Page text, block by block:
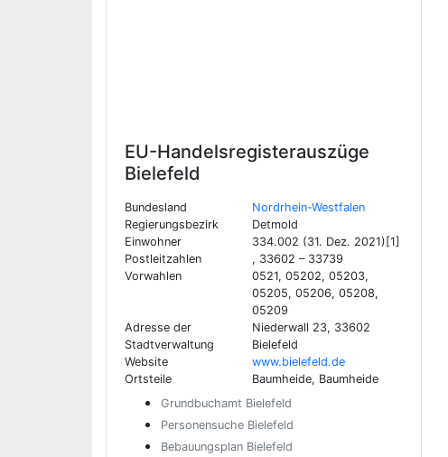
EU-Handelsregisterauszüge
Bielefeld
Bundesland
Nordrhein-Westfalen
Regierungsbezirk
Detmold
Einwohner
334.002 (31. Dez. 2021)[1]
Postleitzahlen
, 33602 – 33739
Vorwahlen
0521, 05202, 05203,
05205, 05206, 05208,
05209
Adresse der
Stadtverwaltung
Niederwall 23, 33602
Bielefeld
Website
www.bielefeld.de
Ortsteile
Baumheide, Baumheide
Grundbuchamt Bielefeld
Personensuche Bielefeld
Bebauungsplan Bielefeld